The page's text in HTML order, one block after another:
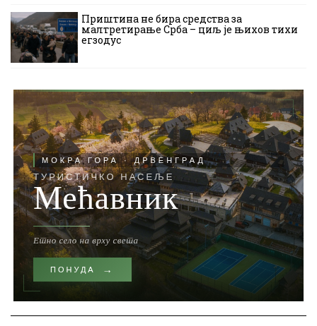
Приштина не бира средства за
малтретирање Срба – циљ је њихов тихи
егзодус